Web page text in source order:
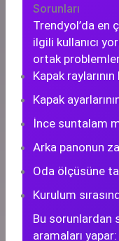
Sorunları
Trendyol’da en
ilgili kullanıcı
ortak
Kapak
Kapak
İnce suntalam
Arka panonun
Oda ölçüsüne
Kurulum
Bu sorunlardan
aramaları yapar: